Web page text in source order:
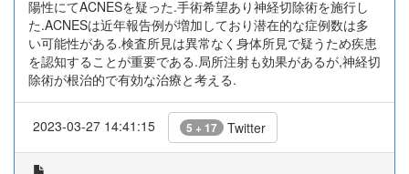
陽性にてACNESを疑った.手術希望あり神経切除術を施行し
た.ACNESは近年報告例が増加しており潜在的な症例数は多
い可能性がある.検査所見は異常なく身体所見で疑うため疾患
を認知することが重要である.局所注射も効果があるが,神経切
除術が根治的で有効な治療と考える.
2023-03-27 14:41:15 5 + 17 Twitter